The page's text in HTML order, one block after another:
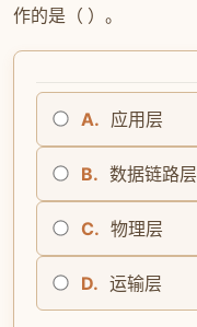
作的是（ ）。
A. 应用层
B. 数据链路层
C. 物理层
D. 运输层